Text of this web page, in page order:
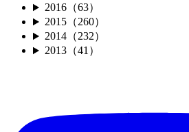
2016（63）
2015（260）
2014（232）
2013（41）